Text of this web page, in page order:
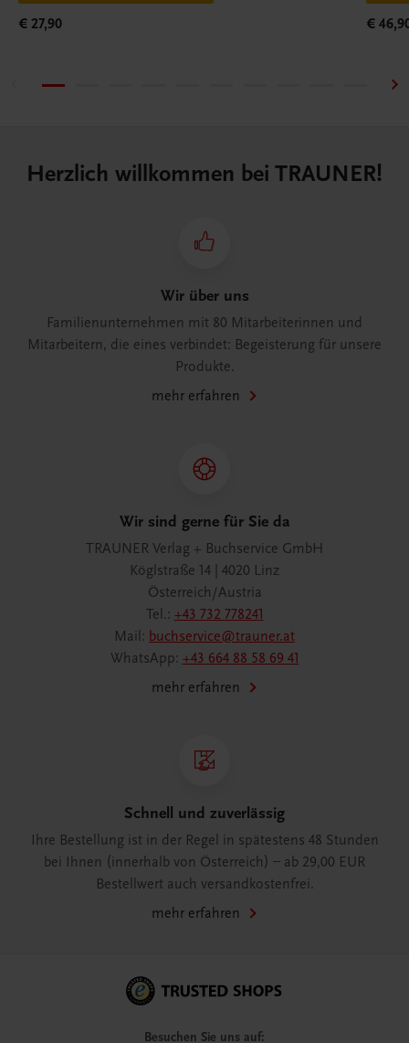
€ 27,90 €
Herzlich willkommen bei TRAUNER!
Wir über uns
Familienunternehmen mit 80 Mitarbeiterinnen und
Mitarbeitern, die eines verbindet: Begeisterung für unsere
Produkte.
mehr erfahren
Wir sind gerne für Sie da
TRAUNER Verlag + Buchservice GmbH
Köglstraße 14 | 4020 Linz
Österreich/Austria
Tel.: +43 732 778241
Mail: buchservice@trauner.at
WhatsApp: +43 664 88 58 69 41
mehr erfahren
Schnell und zuverlässig
Ihre Bestellung ist in der Regel in spätestens 48 Stunden
bei Ihnen (innerhalb von Österreich) – ab 29,00 EUR
Bestellwert auch versandkostenfrei.
mehr erfahren
Besuchen Sie uns auf: